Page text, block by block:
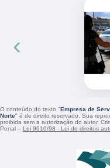
‹
O conteúdo do texto "Empresa de
Norte" é de direito reservado. Sua
proibida sem a autorização do autor.
Penal – Lei 9610/98 - Lei de direitos